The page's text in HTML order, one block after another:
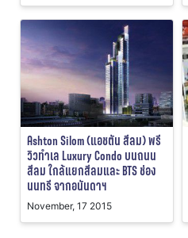
Ashton Silom (แอชตัน สีลม) พรี
วิวทำเล Luxury Condo บนถนน
สีลม ใกล้แยกสีลมและ BTS ช่อง
นนทรี จากอนันดาฯ
November, 17 2015